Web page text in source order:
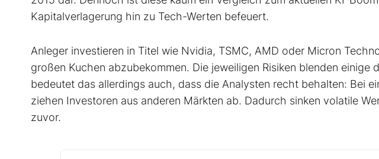
Kapitalverlagerung hin zu Tech-Werten befeuert.
Anleger investieren in Titel wie Nvidia, TSMC, AMD oder Micron
großen Kuchen abzubekommen. Die jeweiligen Risiken blenden einige
bedeutet das allerdings auch, dass die Analysten recht behalten: Bei
ziehen Investoren aus anderen Märkten ab. Dadurch sinken volatile
zuvor.